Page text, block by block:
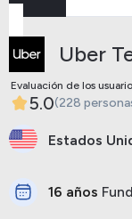
Uber
Evaluación de los
5.0(228
Estados
16 años